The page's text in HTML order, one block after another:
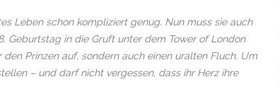
Leben schon kompliziert genug. Nun muss sie auch
Geburtstag in die Gruft unter dem Tower of London
Prinzen auf, sondern auch einen uralten Fluch. Um
– und darf nicht vergessen, dass ihr Herz ihre